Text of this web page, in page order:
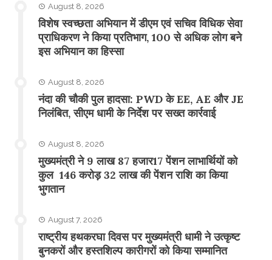
August 8, 2026
विशेष स्वच्छता अभियान में डीएम एवं सचिव विधिक सेवा
प्राधिकरण ने किया प्रतिभाग, 100 से अधिक लोग बने
इस अभियान का हिस्सा
August 8, 2026
नंदा की चौकी पुल हादसा: PWD के EE, AE और JE
निलंबित, सीएम धामी के निर्देश पर सख्त कार्रवाई
August 8, 2026
मुख्यमंत्री ने 9 लाख 87 हजार17 पेंशन लाभार्थियों को
कुल 146 करोड़ 32 लाख की पेंशन राशि का किया
भुगतान
August 7, 2026
राष्ट्रीय हथकरघा दिवस पर मुख्यमंत्री धामी ने उत्कृष्ट
बुनकरों और हस्तशिल्प कारीगरों को किया सम्मानित